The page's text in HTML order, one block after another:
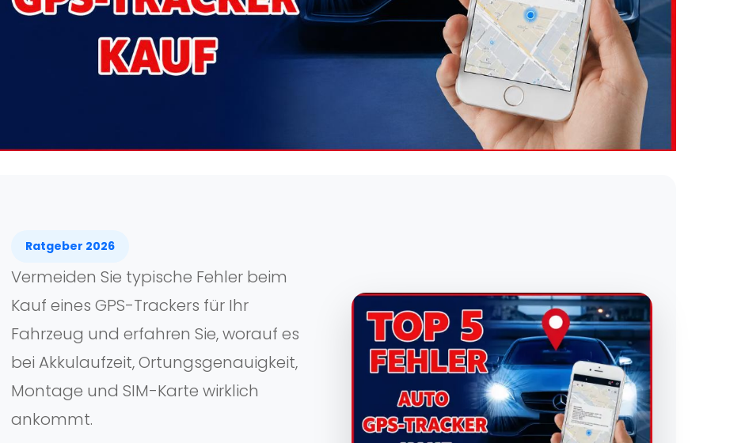
Ratgeber 2026
Vermeiden Sie typische Fehler beim
Kauf eines GPS-Trackers für Ihr
Fahrzeug und erfahren Sie, worauf es
bei Akkulaufzeit, Ortungsgenauigkeit,
Montage und SIM-Karte wirklich
ankommt.